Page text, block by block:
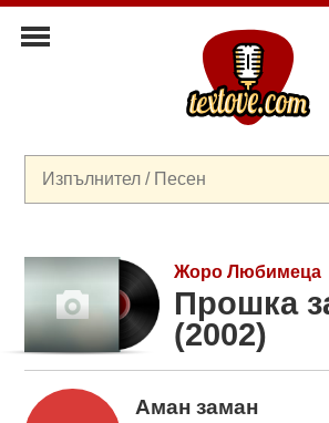
Жоро Любимеца
Прошка
(2002)
Аман заман